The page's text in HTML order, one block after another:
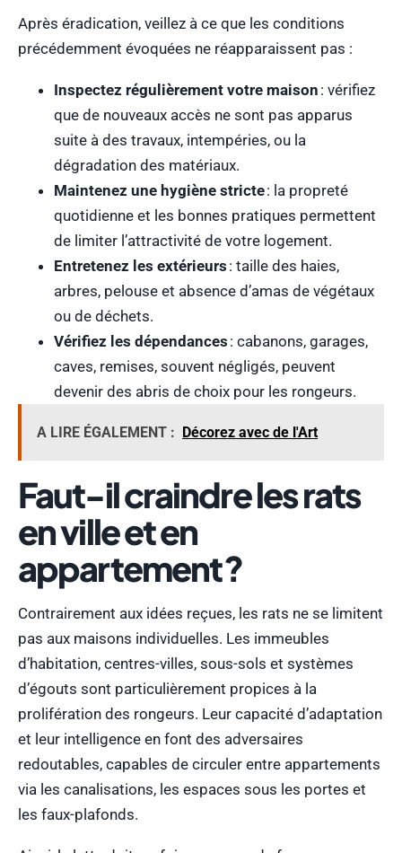
Après éradication, veillez à ce que les conditions
précédemment évoquées ne réapparaissent pas :
Inspectez régulièrement votre maison : vérifiez
que de nouveaux accès ne sont pas apparus
suite à des travaux, intempéries, ou la
dégradation des matériaux.
Maintenez une hygiène stricte: la propreté
quotidienne et les bonnes pratiques permettent
de limiter l’attractivité de votre logement.
Entretenez les extérieurs : taille des haies,
arbres, pelouse et absence d’amas de végétaux
ou de déchets.
Vérifiez les dépendances : cabanons, garages,
caves, remises, souvent négligés, peuvent
devenir des abris de choix pour les rongeurs.
A LIRE ÉGALEMENT : Décorez avec de l'Art
Faut-il craindre les rats
en ville et en
appartement ?
Contrairement aux idées reçues, les rats ne se limitent
pas aux maisons individuelles. Les immeubles
d’habitation, centres-villes, sous-sols et systèmes
d’égouts sont particulièrement propices à la
prolifération des rongeurs. Leur capacité d’adaptation
et leur intelligence en font des adversaires
redoutables, capables de circuler entre appartements
via les canalisations, les espaces sous les portes et
les faux-plafonds.